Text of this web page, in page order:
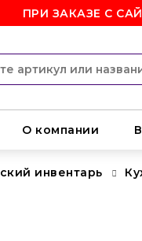
ПРИ ЗАКАЗЕ С
О компании
инвентарь